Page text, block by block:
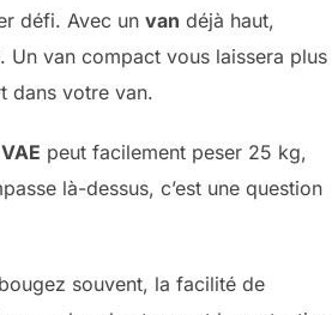
défi. Avec un van déjà haut,
Un van compact vous laissera plus
dans votre van.
VAE peut facilement peser 25 kg,
là-dessus, c’est une question
souvent, la facilité de